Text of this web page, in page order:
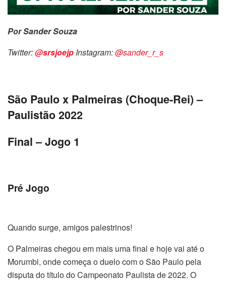
Por Sander Souza
Twitter:@srsjoejp Instagram:@sander_r_s
São Paulo x Palmeiras (Choque-Rei) –
Paulistão 2022
Final – Jogo 1
Pré Jogo
Quando surge, amigos palestrinos!
O Palmeiras chegou em mais uma final e hoje vai até o
Morumbi, onde começa o duelo com o São Paulo pela
disputa do título do Campeonato Paulista de 2022. O